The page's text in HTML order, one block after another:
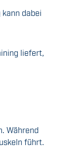
dabei
liefert,
Während
führt.